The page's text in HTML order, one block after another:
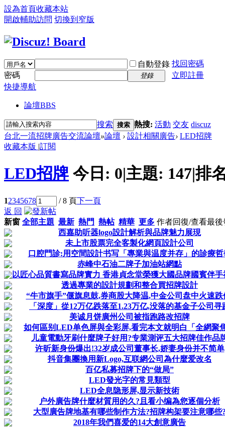
設為首頁收藏本站
開啟輔助訪問 切換到窄版
自動登錄 找回密碼
密碼
登錄
立即註冊
快捷導航
論壇BBS
搜索 搜索 熱搜: 活動 交友 discuz
台北一流招牌廣告交流論壇»論壇 › 設計相關廣告› LED招牌
收藏本版 |訂閱
LED招牌 今日: 0|主題: 147|排
12345678 / 8 頁下一頁
返 回
新窗 全部主題 最新 熱門 熱帖 精華 更多 作者回復/查看最後
西嘉助听器logo設計解析與品牌魅力展現
未上市股票完全客製化網頁設計公司
口腔門診:用空間設計书写「專業與温度并存」的診療哲
赤峰中石油二牌子加油站網點
以匠心品質書寫品牌實力 香港貞念堂榮獲大國品牌國賓伴手
透過專業的設計規劃和整合買招牌設計
“牛市旗手”偃旗息鼓,券商股大降温,中金公司盘中火速跌
「深度」從12万亿跌落至1.23万亿,没落的基金子公司寻
美诚月饼廣州公司被指跑路改招牌
如何區别LED单色屏與全彩屏,看完本文就明白「全網聚
儿童電動牙刷什麼牌子好用?专業測评五大招牌佳作品
许昕新身份爆出!32岁成公司董事长,娇妻身份并不简单
抖音集團換用新Logo,互联網公司為什麼爱改名
百亿私募招牌下的“做局”
LED發光字的常見類型
LED全息隐形屏,显示新技術
户外廣告牌什麼材質用的久?且看小编為您逐個分析
大型廣告牌地基有哪些制作方法?招牌构架要注意哪些
2018年我們喜爱的14大創意廣告